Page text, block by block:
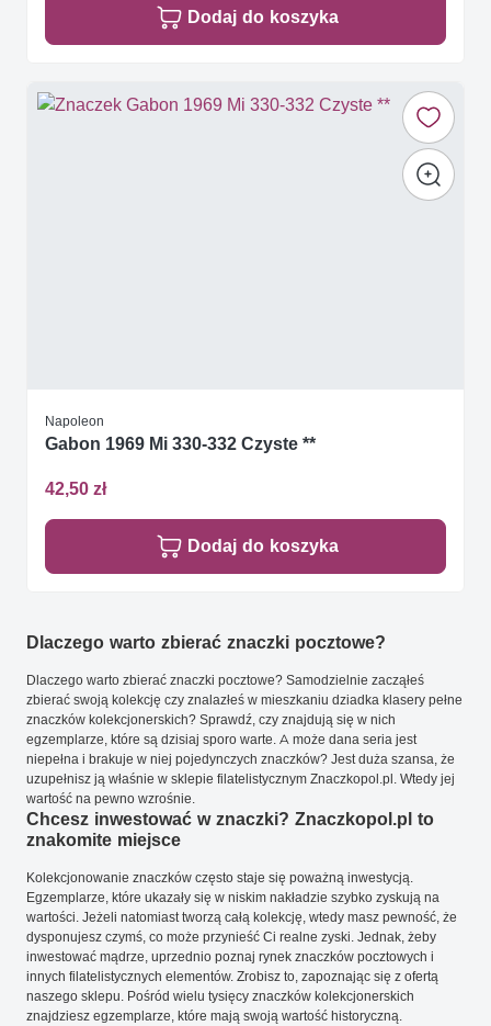
Dodaj do koszyka
Napoleon
Gabon 1969 Mi 330-332 Czyste **
42,50 zł
Dodaj do koszyka
Dlaczego warto zbierać znaczki pocztowe?
Dlaczego warto zbierać znaczki pocztowe? Samodzielnie zacząłeś
zbierać swoją kolekcję czy znalazłeś w mieszkaniu dziadka klasery pełne
znaczków kolekcjonerskich? Sprawdź, czy znajdują się w nich
egzemplarze, które są dzisiaj sporo warte. A może dana seria jest
niepełna i brakuje w niej pojedynczych znaczków? Jest duża szansa, że
uzupełnisz ją właśnie w sklepie filatelistycznym Znaczkopol.pl. Wtedy jej
wartość na pewno wzrośnie.
Chcesz inwestować w znaczki? Znaczkopol.pl to
znakomite miejsce
Kolekcjonowanie znaczków często staje się poważną inwestycją.
Egzemplarze, które ukazały się w niskim nakładzie szybko zyskują na
wartości. Jeżeli natomiast tworzą całą kolekcję, wtedy masz pewność, że
dysponujesz czymś, co może przynieść Ci realne zyski. Jednak, żeby
inwestować mądrze, uprzednio poznaj rynek znaczków pocztowych i
innych filatelistycznych elementów. Zrobisz to, zapoznając się z ofertą
naszego sklepu. Pośród wielu tysięcy znaczków kolekcjonerskich
znajdziesz egzemplarze, które mają swoją wartość historyczną.